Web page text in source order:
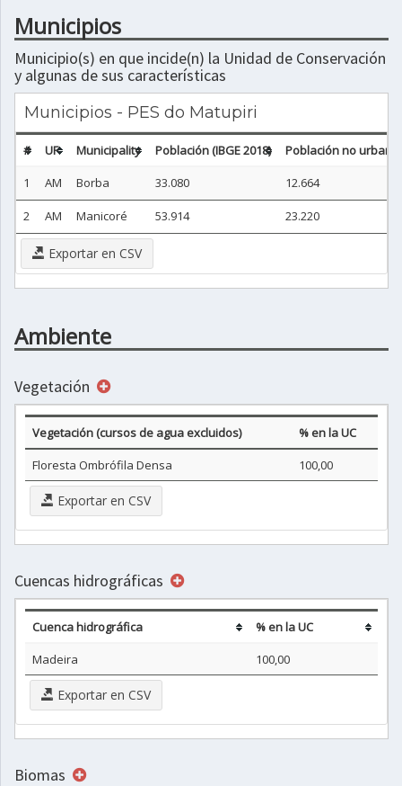
Municipios
Municipio(s) en que incide(n) la Unidad de Conservación
y algunas de sus características
Municipios - PES do Matupiri
# UF Municipality Población (IBGE 2018)
Población no urbana
1
AM Borba 33.080 12.664
2 AM Manicoré 53.914 23.220
Exportar en CSV
Ambiente
Vegetación
Vegetación (cursos de agua excluidos)
% en la UC
Floresta Ombrófila Densa
100,00
Exportar en CSV
Cuencas hidrográficas
Cuenca hidrográfica
% en la UC
Madeira
100,00
Exportar en CSV
Biomas